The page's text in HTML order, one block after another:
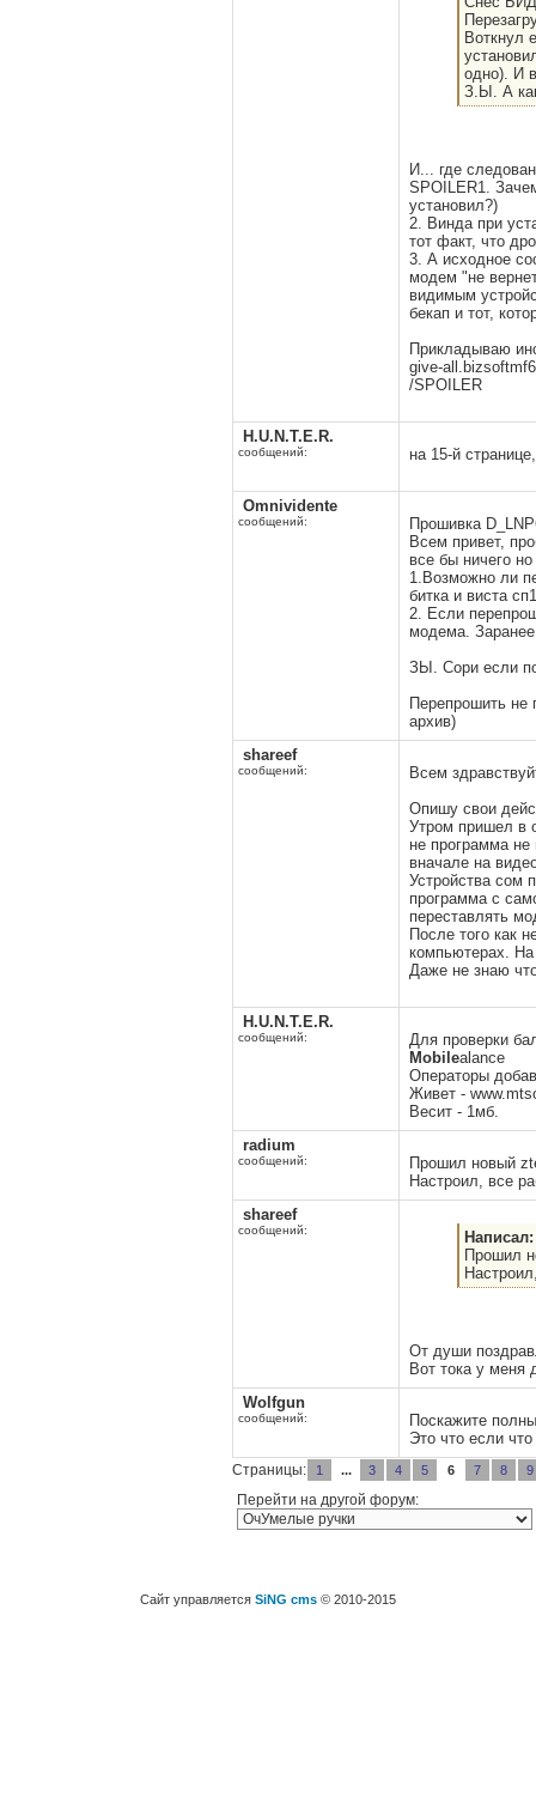
Воткнул
одно). И
З.Ы. А
И... где
SPOILER1.
установил?)
2. Винда при
тот факт, что
3. А исходное
модем "не
видимым
бекап и тот,
Прикладываю
give-
/SPOILER
H.U.N.T.E.R.
сообщений: на 15-й
Omnividente
сообщений:
Прошивка
Всем привет,
все бы ничего
1.Возможно ли
битка и виста
2. Если
модема.
ЗЫ. Сори если
Перепрошить не
архив)
shareef
сообщений:
Всем
Опишу свои
Утром пришел в
не программа
вначале на
Устройства сом
программа с
переставлять
После того как
компьютерах.
Даже не знаю
H.U.N.T.E.R.
сообщений:
Для проверки
Mobilealance
Операторы
Живет -
Весит - 1мб.
radium
сообщений:
Прошил новый
Настроил, все
shareef
сообщений:
Прошил
От души
Вот тока у меня
Wolfgun
сообщений:
Поскажите
Это что если
Страницы: 1 ... 3 4 5 6 7 8 9
Перейти на другой форум:
Сайт управляется SiNG cms © 2010-2015